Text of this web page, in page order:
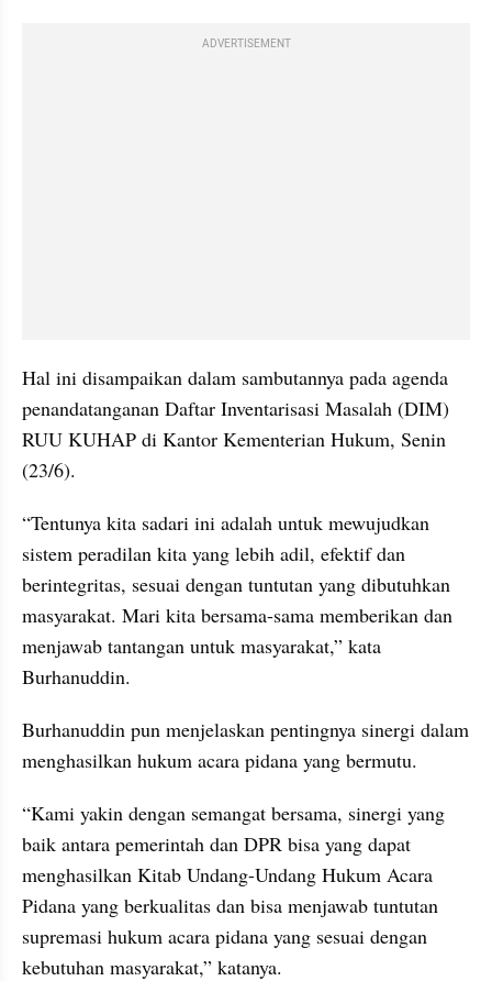
ADVERTISEMENT
Hal ini disampaikan dalam sambutannya pada agenda
penandatanganan Daftar Inventarisasi Masalah (DIM)
RUU KUHAP di Kantor Kementerian Hukum, Senin
(23/6).
“Tentunya kita sadari ini adalah untuk mewujudkan
sistem peradilan kita yang lebih adil, efektif dan
berintegritas, sesuai dengan tuntutan yang dibutuhkan
masyarakat. Mari kita bersama-sama memberikan dan
menjawab tantangan untuk masyarakat,” kata
Burhanuddin.
Burhanuddin pun menjelaskan pentingnya sinergi dalam
menghasilkan hukum acara pidana yang bermutu.
“Kami yakin dengan semangat bersama, sinergi yang
baik antara pemerintah dan DPR bisa yang dapat
menghasilkan Kitab Undang-Undang Hukum Acara
Pidana yang berkualitas dan bisa menjawab tuntutan
supremasi hukum acara pidana yang sesuai dengan
kebutuhan masyarakat,” katanya.